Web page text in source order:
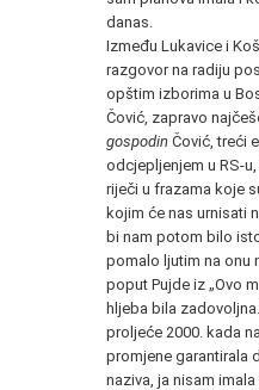
danas.
Između Lukavice i
razgovor na radiju
opštim izborima u
Čović, zapravo
gospodin Čović, treći
odcjepljenjem u RS-
riječi u frazama koje
kojim će nas urnisati
bi nam potom bilo
pomalo ljutim na onu
poput Pujde iz „Ovo
hljeba bila
proljeće 2000. kada
promjene garantirala
naziva, ja nisam